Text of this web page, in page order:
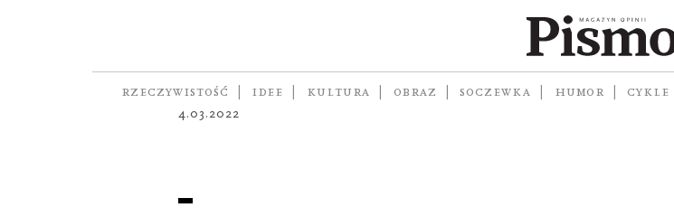
RZECZYWISTOŚĆ IDEE KULTURA OBRAZ SOCZEWKA HUMOR CYKLE
Bez tytułu / без назви
autorka IJA KIWA
4.03.2022